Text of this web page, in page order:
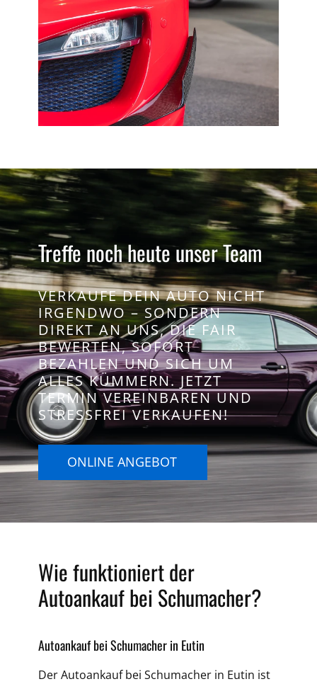
Treffe noch heute unser Team
VERKAUFE DEIN AUTO NICHT
IRGENDWO – SONDERN
DIREKT AN UNS, DIE FAIR
BEWERTEN, SOFORT
BEZAHLEN UND SICH UM
ALLES KÜMMERN. JETZT
TERMIN VEREINBAREN UND
STRESSFREI VERKAUFEN!
ONLINE ANGEBOT
Wie funktioniert der
Autoankauf bei Schumacher?
Autoankauf bei Schumacher in Eutin
Der Autoankauf bei Schumacher in Eutin ist